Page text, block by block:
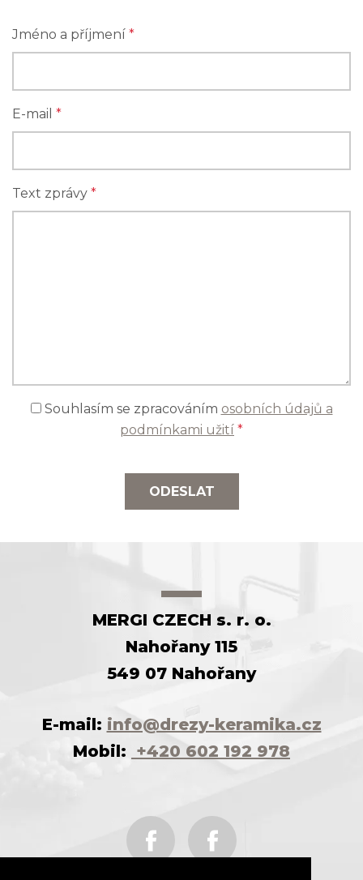
Jméno a příjmení *
E-mail *
Text zprávy *
Souhlasím se zpracováním osobních údajů a
podmínkami užití *
ODESLAT
MERGI CZECH s. r. o.
Nahořany 115
549 07 Nahořany
E-mail: info@drezy-keramika.cz
Mobil: +420 602 192 978